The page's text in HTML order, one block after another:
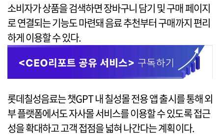
소비자가 상품을 검색하면 장바구니 담기 및 구매 페이지
로 연결되는 기능도 마련돼 음료 추천부터 구매까지 편리
하게 이용할 수 있다.
롯데칠성음료는 챗GPT 내 칠성몰 전용 앱 출시를 통해 외
부 플랫폼에서도 자사몰 서비스를 이용할 수 있도록 접근
성을 확대하고 고객 접점을 넓혀 나간다는 계획이다.